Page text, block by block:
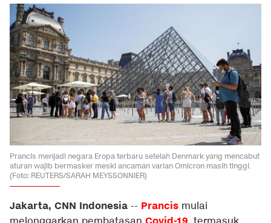
Prancis menjadi negara Eropa terbaru setelah Denmark yang mencabut
aturan wajib bermasker meski ancaman varian Omicron masih tinggi.
(Foto: REUTERS/SARAH MEYSSONNIER)
Jakarta, CNN Indonesia -- Prancis mulai